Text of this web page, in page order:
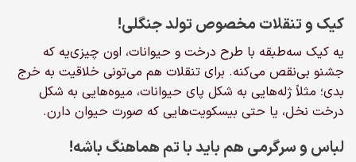
کیک و تنقلات مخصوص تولد جنگلی!
یه کیک سه‌طبقه با طرح درخت و حیوانات، اون چیزی‌یه که
جشنو بی‌نقص می‌کنه. برای تنقلات هم می‌تونی خلاقیت به خرج
بدی؛ مثلاً ژله‌هایی به شکل پای حیوانات، میوه‌هایی به شکل
درخت نخل، یا حتی بیسکویت‌هایی که صورت حیوان دارن.
لباس و سرگرمی هم باید با تم هماهنگ باشه!